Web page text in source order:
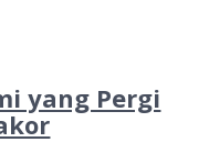
yang Pergi